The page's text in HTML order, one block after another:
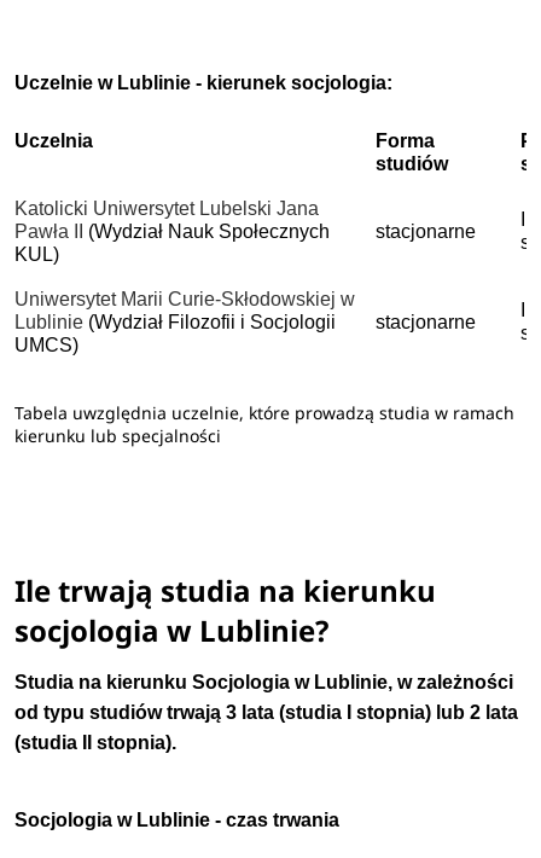
Uczelnie w Lublinie - kierunek socjologia:
Uczelnia
Forma
studiów
Katolicki Uniwersytet Lubelski Jana
Pawła II
(Wydział Nauk Społecznych
KUL)
stacjonarne
Uniwersytet Marii Curie-Skłodowskiej w
Lublinie (Wydział Filozofii i Socjologii
UMCS)
stacjonarne
Tabela uwzględnia uczelnie, które prowadzą studia w ramach
kierunku lub specjalności
Ile trwają studia na kierunku
socjologia w Lublinie?
Studia na kierunku Socjologia w Lublinie, w zależności
od typu studiów trwają 3 lata (studia I stopnia) lub 2 lata
(studia II stopnia).
Socjologia w Lublinie - czas trwania